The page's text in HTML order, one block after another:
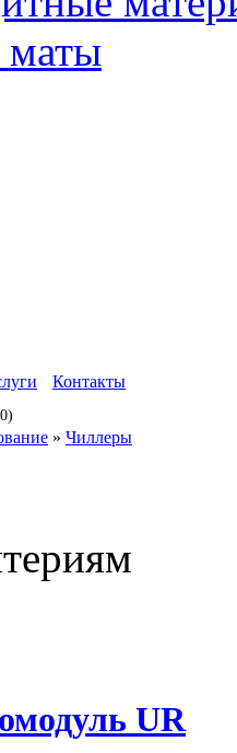
Контакты
» Чиллеры
UR